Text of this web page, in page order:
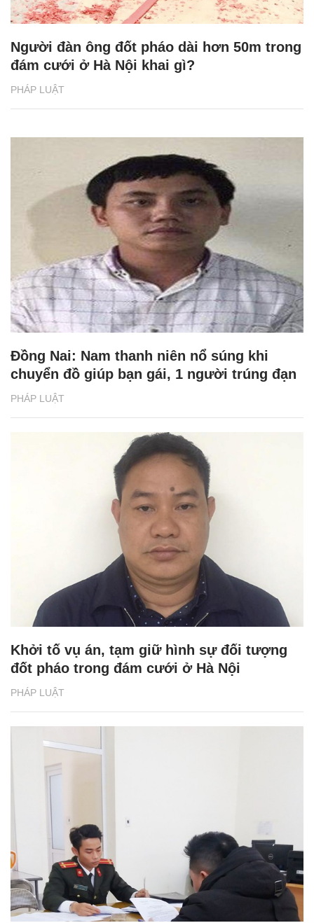
PHÁP LUẬT
Người đàn ông đốt pháo dài hơn 50m trong
đám cưới ở Hà Nội khai gì?
PHÁP LUẬT
Đồng Nai: Nam thanh niên nổ súng khi
chuyển đồ giúp bạn gái, 1 người trúng đạn
PHÁP LUẬT
Khởi tố vụ án, tạm giữ hình sự đối tượng
đốt pháo trong đám cưới ở Hà Nội